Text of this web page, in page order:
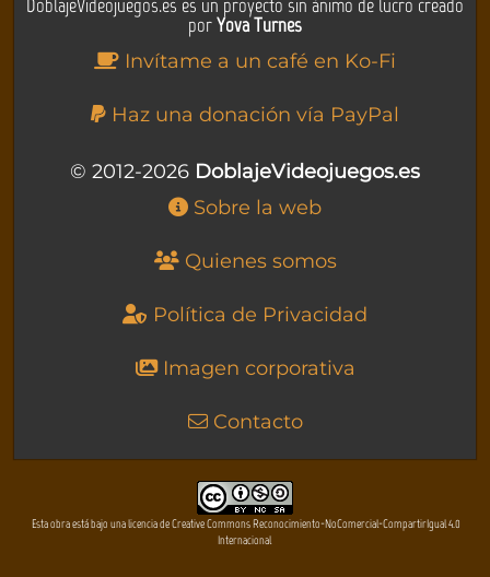
DoblajeVideojuegos.es es un proyecto sin ánimo de lucro creado
porYova Turnes
Invítame a un café en Ko-Fi
Haz una donación vía PayPal
© 2012-2026 DoblajeVideojuegos.es
Sobre la web
Quienes somos
Política de Privacidad
Imagen corporativa
Contacto
Esta obra está bajo una licencia de Creative Commons Reconocimiento-NoComercial-CompartirIgual 4.0
Internacional